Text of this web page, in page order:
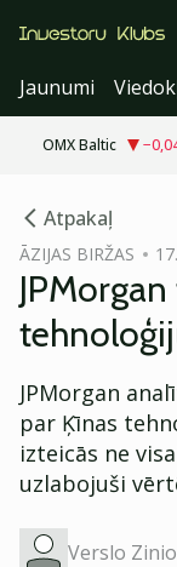
Jaunumi
OMX Baltic
Atpakaļ
ĀZIJAS BIRŽAS
JPMorgan
par Ķīnas
izteicās ne
uzlabojuši
Verslo